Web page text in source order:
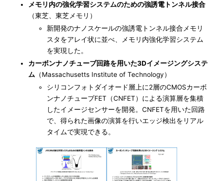
メモリ内の強化学習システムのための強誘電トンネル接合
（東芝、東芝メモリ）
新開発のナノスケールの強誘電トンネル接合メモリ
スタをアレイ状に並べ、メモリ内強化学習システム
を実現した。
カーボンナノチューブ回路を用いた3Dイメージングシステ
ム （Massachusetts Institute of Technology）
シリコンフォトダイオード層上に2層のCMOSカーボ
ンナノチューブFET（CNFET）による演算層を集積
したイメージセンサーを開発。CNFETを用いた回路
で、得られた画像の演算を行いエッジ検出をリアル
タイムで実現できる。